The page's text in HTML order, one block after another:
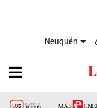
Neuquén